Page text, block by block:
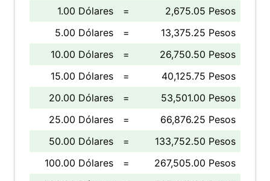
1.00 Dólares =
2,675.05 Pesos
5.00 Dólares
=
13,375.25 Pesos
10.00 Dólares
=
26,750.50 Pesos
15.00 Dólares
=
40,125.75 Pesos
20.00 Dólares
=
53,501.00 Pesos
25.00 Dólares
=
66,876.25 Pesos
50.00 Dólares
=
133,752.50 Pesos
100.00 Dólares
=
267,505.00 Pesos